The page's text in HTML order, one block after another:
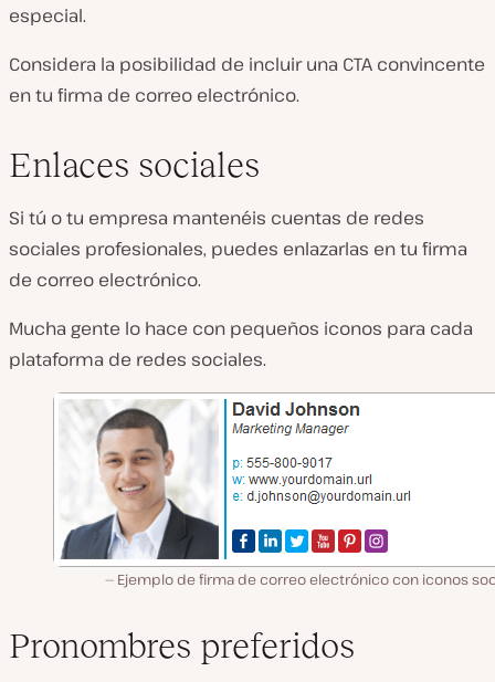
especial.
Considera la posibilidad de incluir una CTA convincente
en tu firma de correo electrónico.
Enlaces sociales
Si tú o tu empresa mantenéis cuentas de redes
sociales profesionales, puedes enlazarlas en tu firma
de correo electrónico.
Mucha gente lo hace con pequeños iconos para cada
plataforma de redes sociales.
Ejemplo de firma de correo electrónico con iconos
Pronombres preferidos